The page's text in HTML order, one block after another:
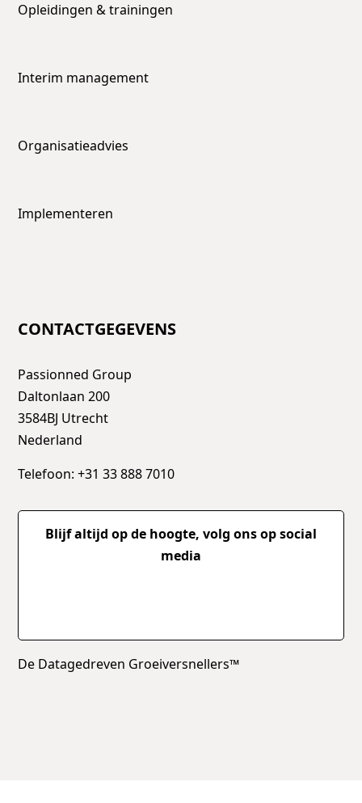
Opleidingen & trainingen
Interim management
Organisatieadvies
Implementeren
CONTACTGEGEVENS
Passionned Group
Daltonlaan 200
3584BJ Utrecht
Nederland
Telefoon: +31 33 888 7010
Blijf altijd op de hoogte, volg ons op social
media
De Datagedreven Groeiversnellers™